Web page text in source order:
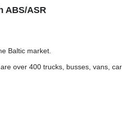
ABS/ASR
Baltic market.
over 400 trucks, busses, vans,